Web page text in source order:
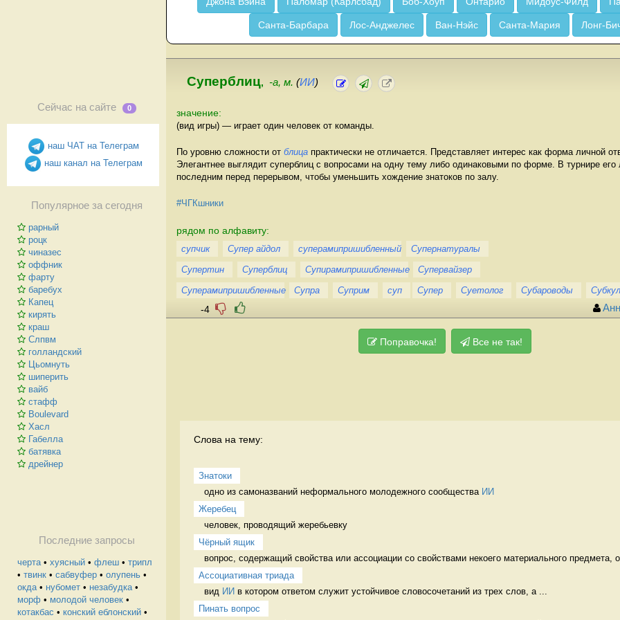
Сейчас на сайте 0
наш ЧАТ на Телеграм
наш канал на Телеграм
Популярное за сегодня
рарный
роцк
чиназес
оффник
фарту
баребух
Капец
кирять
краш
Слпвм
голландский
Цьомнуть
шиперить
вайб
стафф
Boulevard
Хасл
Габелла
батявка
дрейнер
Последние запросы
черта• хуясный • флеш • трипл
• твинк • сабвуфер • олупень •
окда• нубомет • незабудка•
морф • молодой человек •
котакбас • конский еблонский •
Санта-Барбара Лос-Анджелес Ван-Нэйс Санта-Мария Лонг-
Суперблиц, -а, м. (ИИ)
значение:
(вид игры) — играет один человек от команды.
По уровню сложности от блица практически не отличается. Представляет интерес как форма личной
Элегантнее выглядит суперблиц с вопросами на одну тему либо одинаковыми по форме. В турнире его
последним перед перерывом, чтобы уменьшить хождение знатоков по залу.
#ЧГКшники
рядом по алфавиту:
супчик Супер айдол суперамипришибленный
Супернатуралы
Супертин
Суперблиц Супирамипришибленные
Супервайзер
Суперамипришибленные
Супра Суприм суп Супер Суетолог Субароводы
-4
Поправочка! Все не так!
Слова на тему:
Знатоки
одно из самоназваний неформального молодежного сообщества ИИ
Жеребец
человек, проводящий жеребьевку
Чёрный ящик
вопрос, содержащий свойства или ассоциации со свойствами некоего материального предмета,
Ассоциативная триада
вид ИИ в котором ответом служит устойчивое словосочетаний из трех слов, а ...
Пинать вопрос